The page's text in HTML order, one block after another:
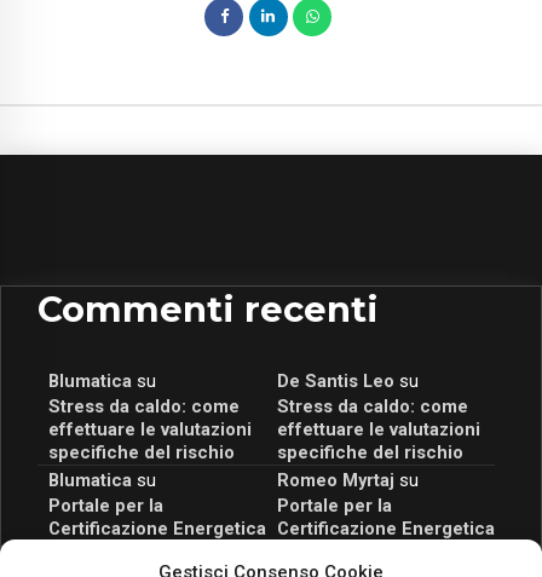
Gestisci Consenso Cookie
Commenti recenti
Blumaticasu
Stress da caldo: come
effettuare le valutazioni
specifiche del rischio
De Santis Leo su
Stress da caldo: come
effettuare le valutazioni
specifiche del rischio
Blumaticasu
Portale per la
Certificazione Energetica
Romeo Myrtaj su
Portale per la
Certificazione Energetica